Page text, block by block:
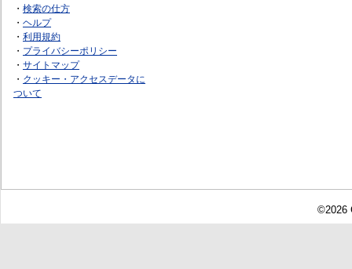
・ 検索の仕方
・ ヘルプ
・ 利用規約
・ プライバシーポリシー
・ サイトマップ
・ クッキー・アクセスデータに
ついて
©2026